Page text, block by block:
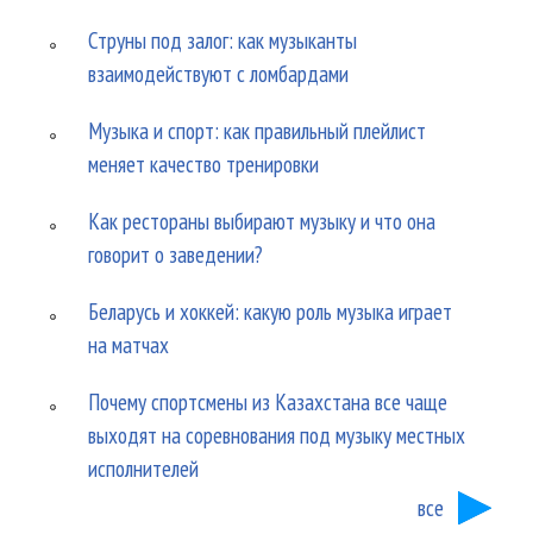
Струны под залог: как музыканты
взаимодействуют с ломбардами
Музыка и спорт: как правильный плейлист
меняет качество тренировки
Как рестораны выбирают музыку и что она
говорит о заведении?
Беларусь и хоккей: какую роль музыка играет
на матчах
Почему спортсмены из Казахстана все чаще
выходят на соревнования под музыку местных
исполнителей
все